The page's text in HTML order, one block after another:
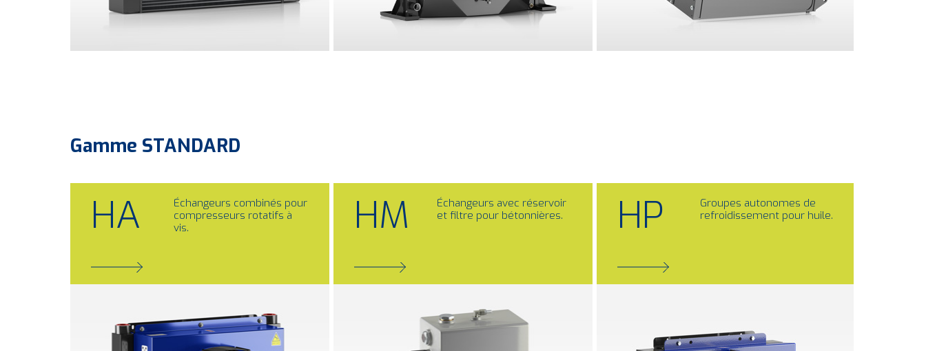
Gamme STANDARD
HA
Échangeurs combinés pour
compresseurs rotatifs à
vis.
HM
Échangeurs avec réservoir
et filtre pour bétonnières.
HP
Groupes autonomes de
refroidissement pour huile.